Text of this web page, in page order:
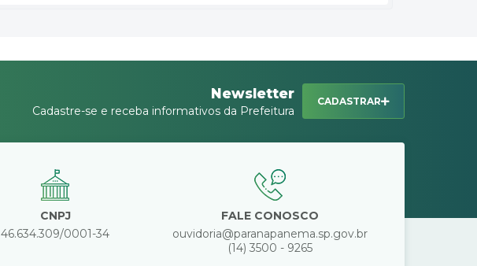
Newsletter
Cadastre-se e receba informativos da Prefeitura
CADASTRAR
CNPJ
46.634.309/0001-34
FALE CONOSCO
ouvidoria@paranapanema.sp.gov.br
(14) 3500 - 9265